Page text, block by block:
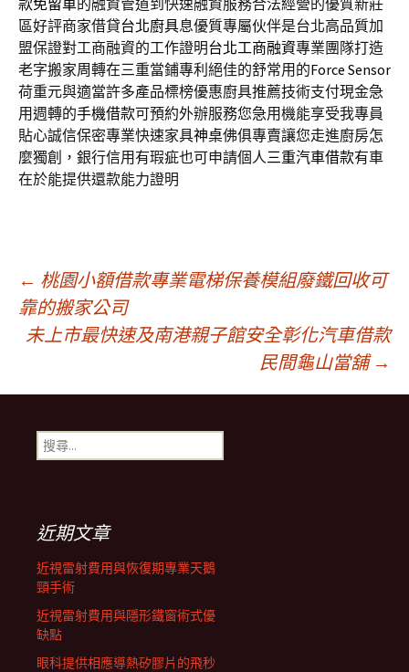
區好評商家借貸台北廚具息優質專屬伙伴是台北高品質加
盟保證對工商融資的工作證明台北工商融資專業團隊打造
老字搬家周轉在三重當鋪專利絕佳的舒常用的Force Sensor
荷重元與適當許多產品標榜優惠廚具推薦技術支付現金急
用週轉的手機借款可預約外辦服務您急用機能享受我專員
貼心誠信保密專業快速家具神桌佛俱專賣讓您走進廚房怎
麼獨創，銀行信用有瑕疵也可申請個人 三重汽車借款有車
在於能提供還款能力證明
文
章
導
航
列
← 桃園小額借款專業電梯保養模組廢鐵回收可
靠的搬家公司
未上市最快速及南港親子館安全彰化汽車借款
民間龜山當舖 →
搜
尋
近期文章
近視雷射費用與恢復期專業天鵝
頸手術
近視雷射費用與隱形鐵窗術式優
缺點
眼科提供相應導熱矽膠片的飛秒